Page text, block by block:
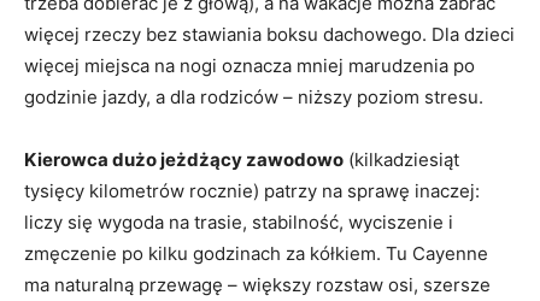
więcej rzeczy bez stawiania boksu dachowego. Dla dzieci
więcej miejsca na nogi oznacza mniej marudzenia po
godzinie jazdy, a dla rodziców – niższy poziom stresu.
Kierowca dużo jeżdżący zawodowo (kilkadziesiąt
tysięcy kilometrów rocznie) patrzy na sprawę inaczej:
liczy się wygoda na trasie, stabilność, wyciszenie i
zmęczenie po kilku godzinach za kółkiem. Tu Cayenne
ma naturalną przewagę – większy rozstaw osi, szersze